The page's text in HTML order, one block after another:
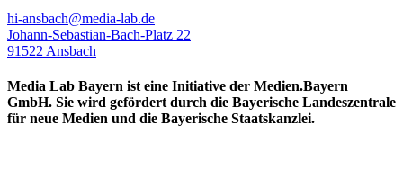
hi-ansbach@media-lab.de
Johann-Sebastian-Bach-Platz 22
91522 Ansbach
Media Lab Bayern ist eine Initiative der Medien.Bayern
GmbH. Sie wird gefördert durch die Bayerische Landeszentrale
für neue Medien und die Bayerische Staatskanzlei.